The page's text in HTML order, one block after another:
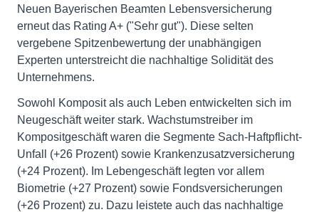
Neuen Bayerischen Beamten Lebensversicherung
erneut das Rating A+ ("Sehr gut"). Diese selten
vergebene Spitzenbewertung der unabhängigen
Experten unterstreicht die nachhaltige Solidität des
Unternehmens.
Sowohl Komposit als auch Leben entwickelten sich im
Neugeschäft weiter stark. Wachstumstreiber im
Kompositgeschäft waren die Segmente Sach-Haftpflicht-
Unfall (+26 Prozent) sowie Krankenzusatzversicherung
(+24 Prozent). Im Lebengeschäft legten vor allem
Biometrie (+27 Prozent) sowie Fondsversicherungen
(+26 Prozent) zu. Dazu leistete auch das nachhaltige